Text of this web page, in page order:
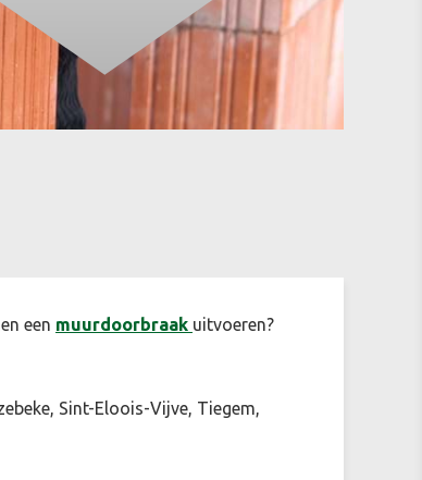
een muurdoorbraak uitvoeren?
Sint-Eloois-Vijve, Tiegem,